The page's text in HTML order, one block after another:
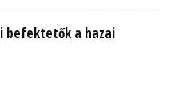
befektetők a hazai